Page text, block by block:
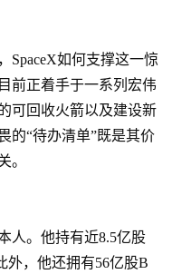
SpaceX如何支撑这一惊
前正着手于一系列宏伟
可回收火箭以及建设新
的“待办清单”既是其价
。
人。他持有近8.5亿股
外，他还拥有56亿股B